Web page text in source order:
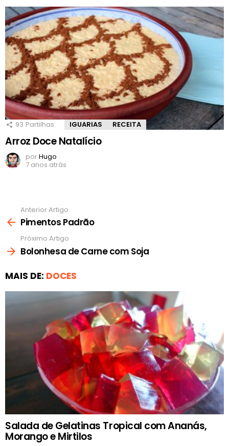
93 Partilhas IGUARIAS RECEITA
Arroz Doce Natalício
porHugo
7 anos atrás
mais
Anterior Artigo
Pimentos Padrão
Próximo Artigo
Bolonhesa de Carne com Soja
MAIS DE: DOCES
Salada de Gelatinas Tropical com Ananás,
Morango e Mirtilos